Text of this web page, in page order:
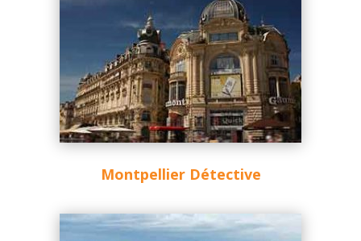
Montpellier Détective